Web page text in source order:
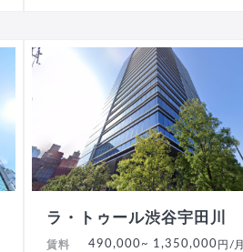
ラ・トゥール渋谷宇田川
賃料 490,000~ 1,350,000 円/月